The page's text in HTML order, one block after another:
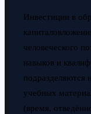
Инвестиции в
человеческого
навыков и
подразделяются
учебных
(время,